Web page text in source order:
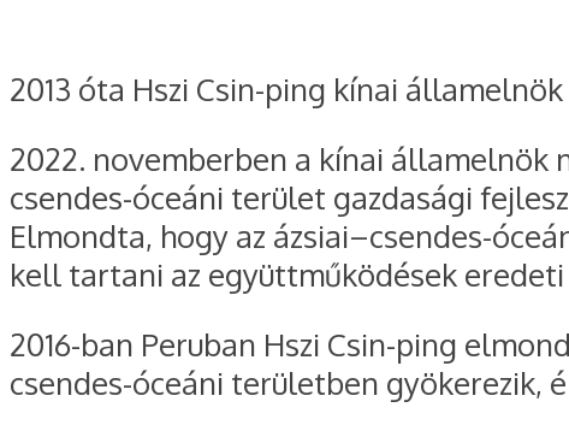
2013 óta Hszi Csin-ping kínai
2022. novemberben a kínai államelnök
csendes-óceáni terület gazdasági
Elmondta, hogy az ázsiai–csendes-
kell tartani az együttműködések
2016-ban Peruban Hszi Csin-ping
csendes-óceáni területben gyökerezik,